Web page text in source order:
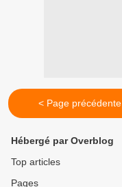
< Page précédente
Hébergé par Overblog
Top articles
Pages